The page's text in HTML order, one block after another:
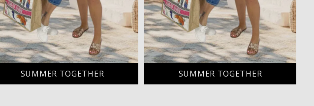
SUMMER TOGETHER SUMMER TOGETHER